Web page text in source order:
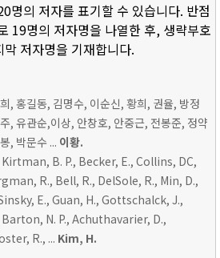
명의 저자를 표기할 수 있습니다. 반점
19명의 저자명을 나열한 후, 생략부호
막 저자명을 기재합니다.
, 홍길동, 김명수, 이순신, 황희, 권율, 방정
, 유관순,이상, 안창호, 안중근, 전봉준, 정약
, 박문수 ... 이황.
B. P., Becker, E., Collins, DC,
R., Bell, R., DelSole, R., Min, D.,
E., Guan, H., Gottschalck, J.,
N. P., Achuthavarier, D.,
R., ... Kim, H.